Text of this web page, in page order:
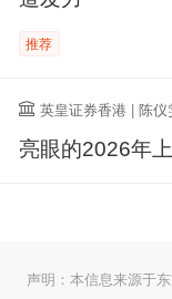
推荐
英皇证券香港 | 陈仪
亮眼的2026年
声明：本信息来源于